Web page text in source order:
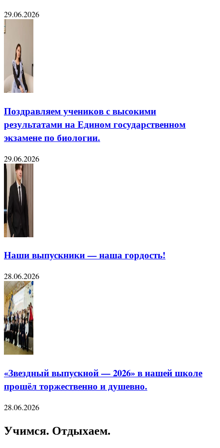
29.06.2026
Поздравляем учеников с высокими
результатами на Едином государственном
экзамене по биологии.
29.06.2026
Наши выпускники — наша гордость!
28.06.2026
«Звездный выпускной — 2026» в нашей школе
прошёл торжественно и душевно.
28.06.2026
Учимся. Отдыхаем.